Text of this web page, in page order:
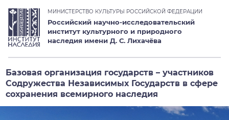
МИНИСТЕРСТВО КУЛЬТУРЫ РОССИЙСКОЙ ФЕДЕРАЦИИ
Российский научно-исследовательский
институт культурного и природного
наследия имени Д. С. Лихачёва
Базовая организация государств – участников
Содружества Независимых Государств в сфере
сохранения всемирного наследия